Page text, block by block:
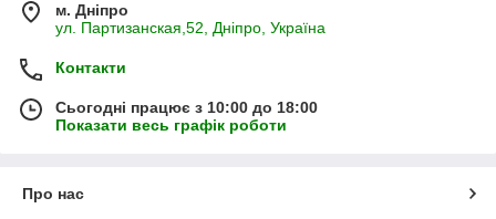
м. Дніпро
ул. Партизанская,52, Дніпро, Україна
Контакти
Сьогодні працює з 10:00 до 18:00
Показати весь графік роботи
Про нас